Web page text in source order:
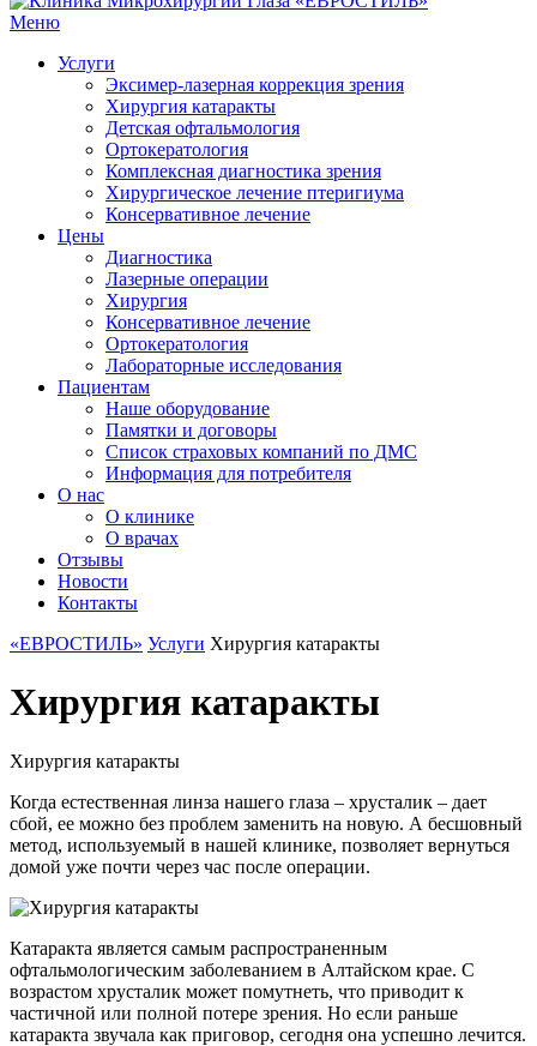
Меню
Услуги
Эксимер-лазерная коррекция зрения
Хирургия катаракты
Детская офтальмология
Ортокератология
Комплексная диагностика зрения
Хирургическое лечение птеригиума
Консервативное лечение
Цены
Диагностика
Лазерные операции
Хирургия
Консервативное лечение
Ортокератология
Лабораторные исследования
Пациентам
Наше оборудование
Памятки и договоры
Список страховых компаний по ДМС
Информация для потребителя
О нас
О клинике
О врачах
Отзывы
Новости
Контакты
«ЕВРОСТИЛЬ» Услуги Хирургия катаракты
Хирургия катаракты
Хирургия катаракты
Когда естественная линза нашего глаза – хрусталик – дает
сбой, ее можно без проблем заменить на новую. А бесшовный
метод, используемый в нашей клинике, позволяет вернуться
домой уже почти через час после операции.
Катаракта является самым распространенным
офтальмологическим заболеванием в Алтайском крае. С
возрастом хрусталик может помутнеть, что приводит к
частичной или полной потере зрения. Но если раньше
катаракта звучала как приговор, сегодня она успешно лечится.